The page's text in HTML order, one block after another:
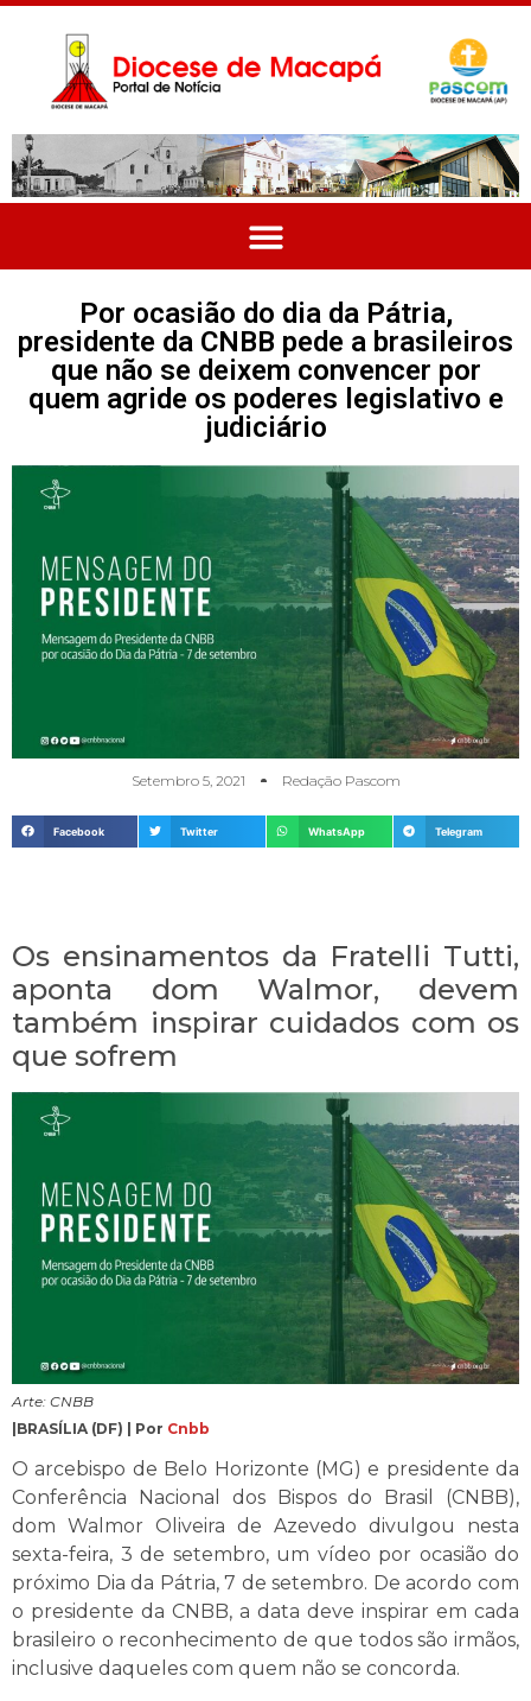
Por ocasião do dia da Pátria,
presidente da CNBB pede a brasileiros
que não se deixem convencer por
quem agride os poderes legislativo e
judiciário
Setembro 5, 2021 Redação Pascom
Facebook Twitter WhatsApp Telegram
Os ensinamentos da Fratelli Tutti,
aponta dom Walmor, devem
também inspirar cuidados com os
que sofrem
Arte: CNBB
|BRASÍLIA (DF) | Por Cnbb
O arcebispo de Belo Horizonte (MG) e presidente da
Conferência Nacional dos Bispos do Brasil (CNBB),
dom Walmor Oliveira de Azevedo divulgou nesta
sexta-feira, 3 de setembro, um vídeo por ocasião do
próximo Dia da Pátria, 7 de setembro. De acordo com
o presidente da CNBB, a data deve inspirar em cada
brasileiro o reconhecimento de que todos são irmãos,
inclusive daqueles com quem não se concorda.